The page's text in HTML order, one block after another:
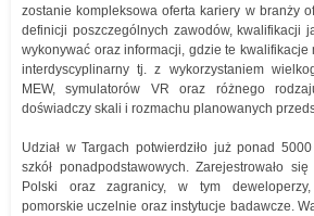
zostanie kompleksowa oferta kariery w branży
definicji poszczególnych zawodów, kwalifikacji
wykonywać oraz informacji, gdzie te kwalifikacje
interdyscyplinarny tj. z wykorzystaniem
MEW, symulatorów VR oraz różnego
doświadczy skali i rozmachu planowanych
Udział w Targach potwierdziło już ponad
szkół ponadpodstawowych. Zarejestrowało
Polski oraz zagranicy, w tym deweloperzy,
pomorskie uczelnie oraz instytucje badawcze.